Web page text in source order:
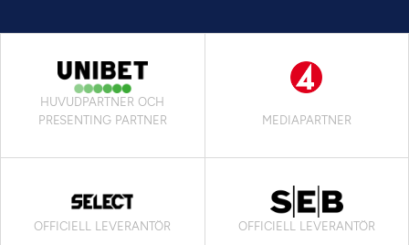
HUVUDPARTNER OCH
PRESENTING PARTNER
MEDIAPARTNER
OFFICIELL LEVERANTÖR OFFICIELL LEVERANTÖR